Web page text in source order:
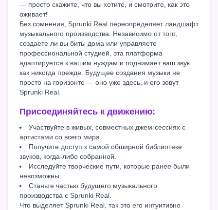
— просто скажите, что вы хотите, и смотрите, как это
оживает!
Без сомнения, Sprunki Real переопределяет ландшафт
музыкального производства. Независимо от того,
создаете ли вы биты дома или управляете
профессиональной студией, эта платформа
адаптируется к вашим нуждам и поднимает ваш звук
как никогда прежде. Будущее создания музыки не
просто на горизонте — оно уже здесь, и его зовут
Sprunki Real.
Присоединяйтесь к движению:
Участвуйте в живых, совместных джем-сессиях с
артистами со всего мира.
Получите доступ к самой обширной библиотеке
звуков, когда-либо собранной.
Исследуйте творческие пути, которые ранее были
невозможны.
Станьте частью будущего музыкального
производства с Sprunki Real.
Что выделяет Sprunki Real, так это его интуитивно